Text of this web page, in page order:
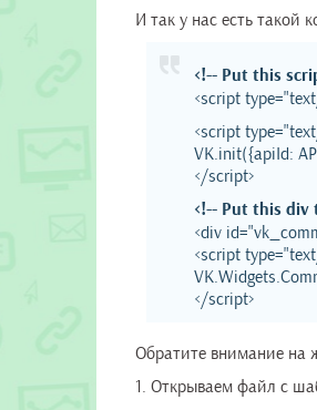
И так у нас есть такой
<!-- Put this
<script
<script
VK.init({apiId:
</script>
<!-- Put this div
<div
<script
</script>
Обратите внимание
1. Открываем файл с